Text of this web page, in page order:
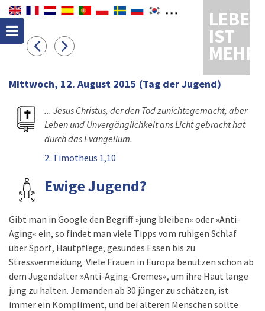
LEBEN
IST
MEHR
Mittwoch, 12. August 2015 (Tag der Jugend)
... Jesus Christus, der den Tod zunichtegemacht, aber
Leben und Unvergänglichkeit ans Licht gebracht hat
durch das Evangelium.
2. Timotheus 1,10
Ewige Jugend?
Gibt man in Google den Begriff »jung bleiben« oder »Anti-
Aging« ein, so findet man viele Tipps vom ruhigen Schlaf
über Sport, Hautpflege, gesundes Essen bis zu
Stressvermeidung. Viele Frauen in Europa benutzen schon ab
dem Jugendalter »Anti-Aging-Cremes«, um ihre Haut lange
jung zu halten. Jemanden ab 30 jünger zu schätzen, ist
immer ein Kompliment, und bei älteren Menschen sollte